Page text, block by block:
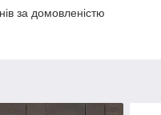
за домовленістю